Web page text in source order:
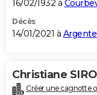
16/02/1932 à
Décès
14/01/2021 à
Christiane
Créer une cagnotte